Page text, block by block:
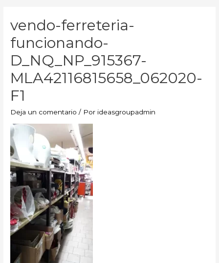
vendo-ferreteria-
funcionando-
D_NQ_NP_915367-
MLA42116815658_062020-
F1
Deja un comentario / Por ideasgroupadmin